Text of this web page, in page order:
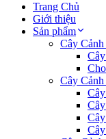
Trang Chủ
Giới thiệu
Sản phẩm
Cây
Cây